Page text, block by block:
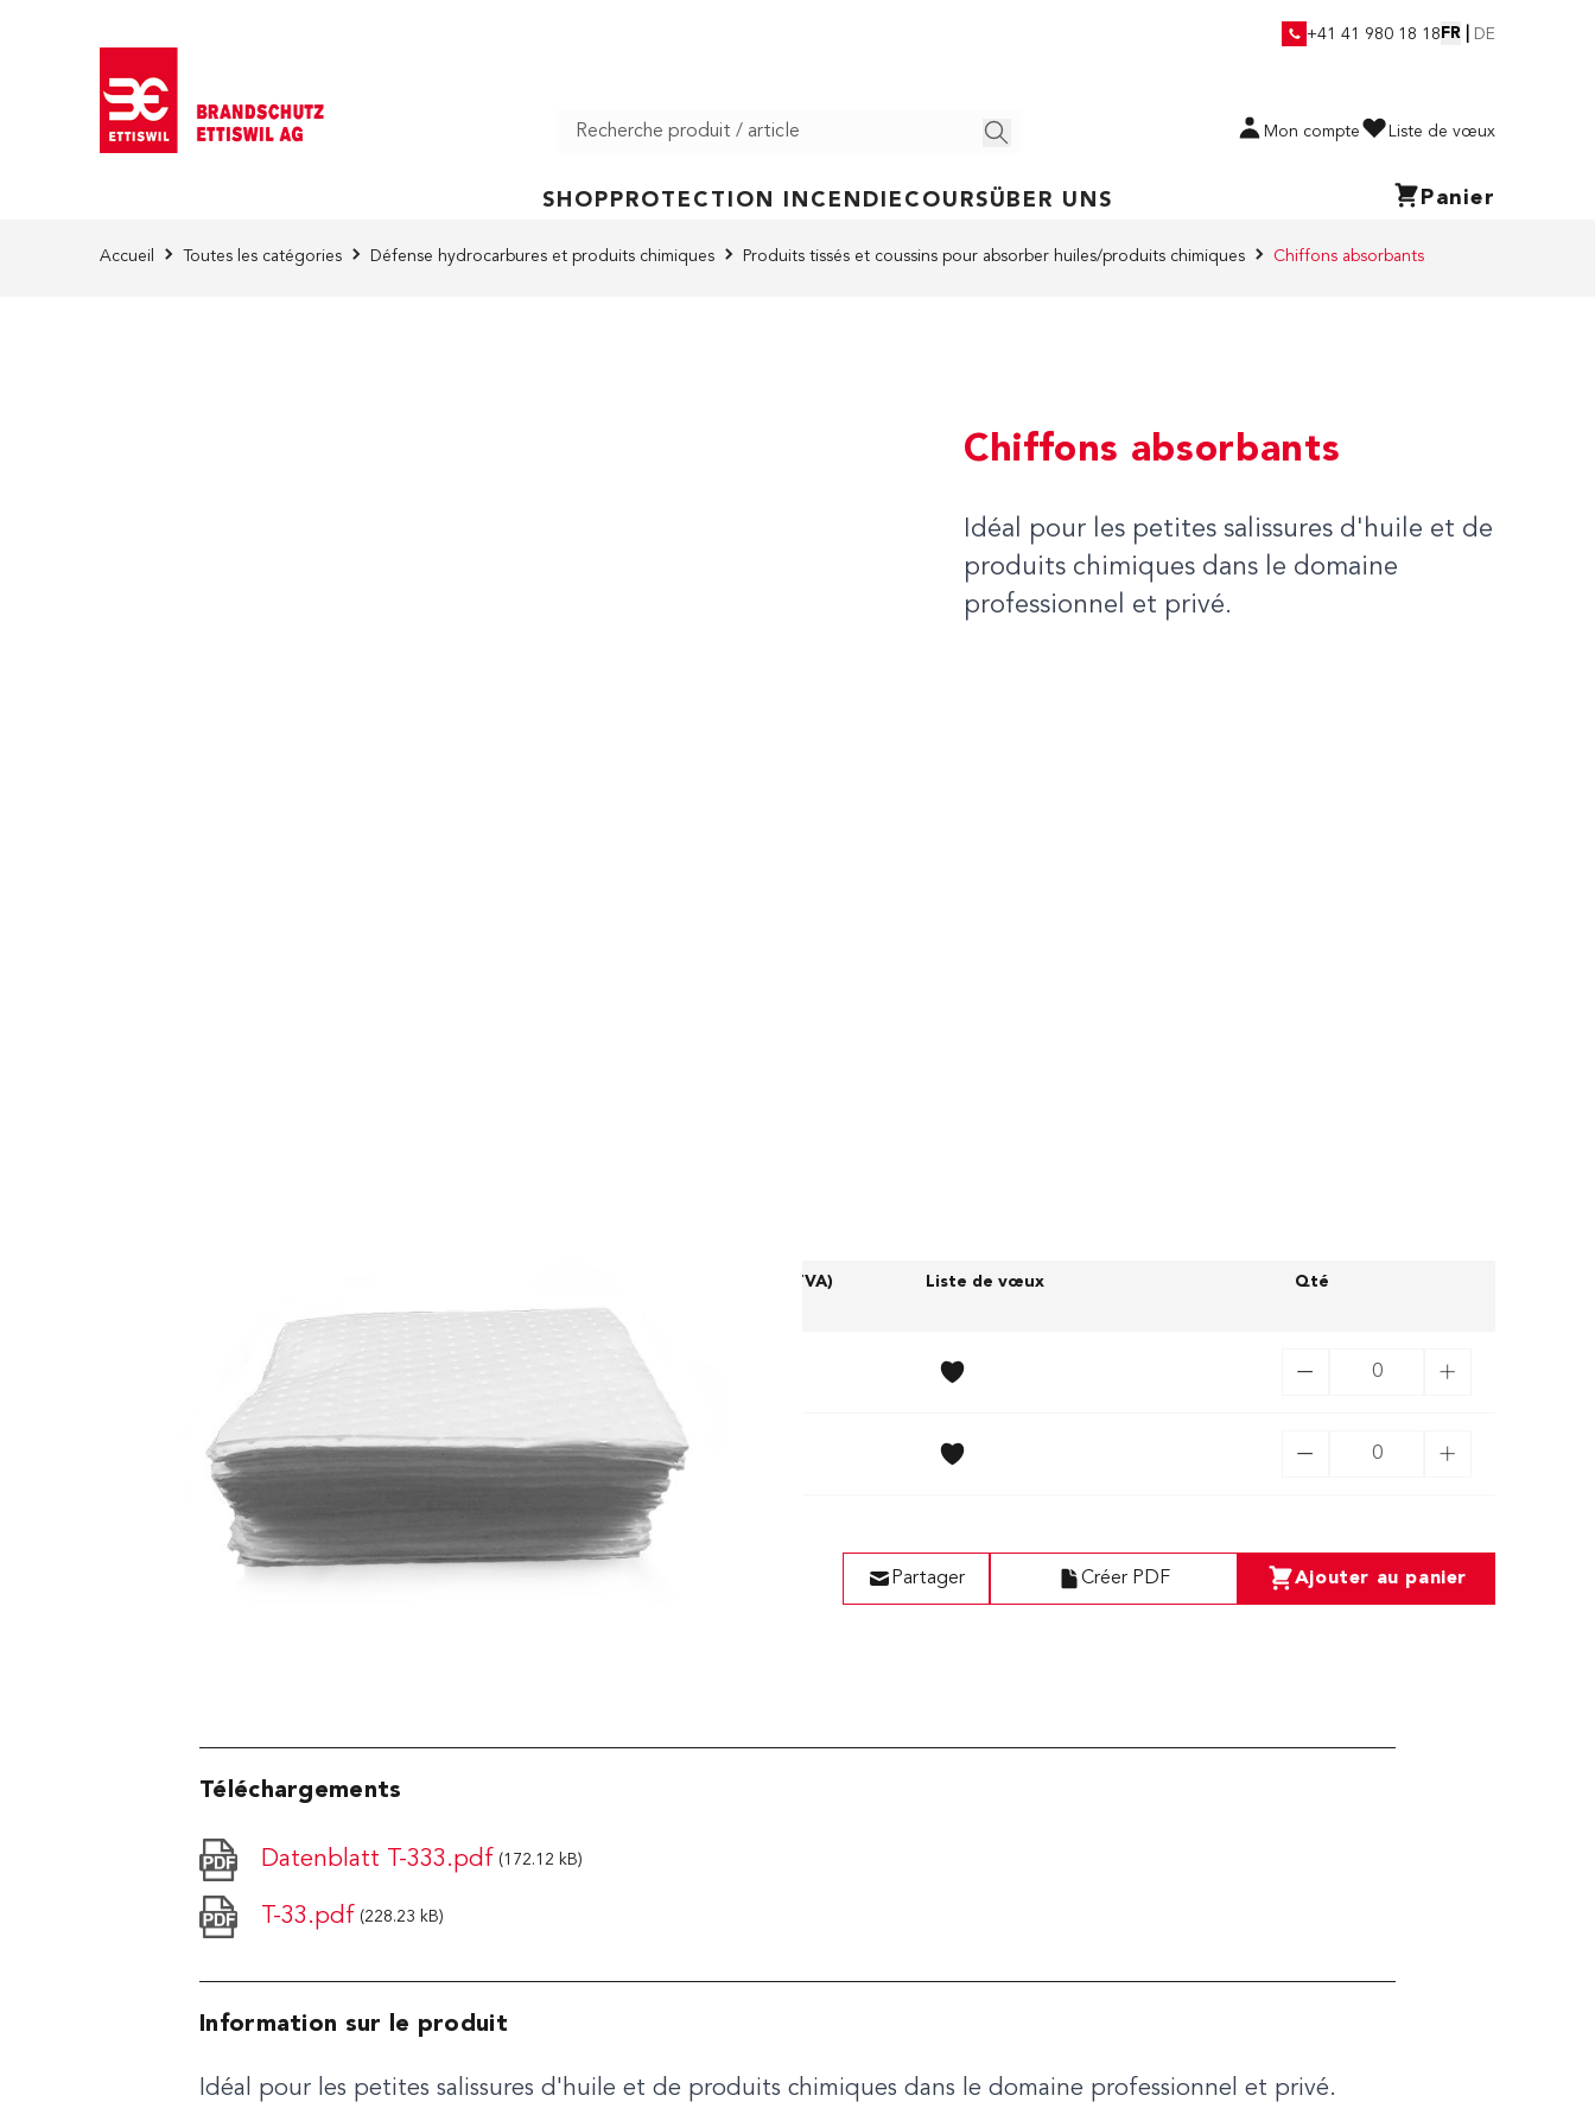
+41 41 980 18 18 FR DE
Mon compte Liste de vœux
SHOP PROTECTION INCENDIE COURSÜBER UNS Panier
Accueil Toutes les catégories Défense hydrocarbures et produits chimiques Produits tissés et coussins pour absorber huiles/produits chimiques Chiffons absorbants
Chiffons absorbants
Idéal pour les petites salissures d'huile et de
produits chimiques dans le domaine
professionnel et privé.
Prix (sans TVA) Liste de vœux Qté
T-333 1,5 30 x 30
Ajouter au panier
Créer PDF
Partager
Information sur le produit
Idéal pour les petites salissures d'huile et de produits chimiques dans le domaine professionnel et privé.
Téléchargements
Datenblatt T-333.pdf (172.12 kB)
T-33.pdf (228.23 kB)